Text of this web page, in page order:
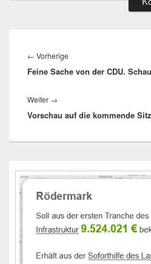
← Vorherige
Beitrag:
Feine Sache von der CDU.
Weiter →
Beitrag:
Vorschau auf die kommende
Seitenleisten-
Widgetbereich